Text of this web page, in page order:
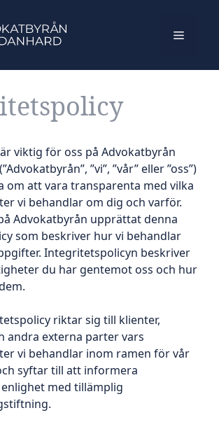
Meny
viktig för oss på Advokatbyrån
”vi”, ”vår” eller ”oss”)
om att vara transparenta med vilka
vi behandlar om dig och varför.
Advokatbyrån upprättat denna
som beskriver hur vi behandlar
Integritetspolicyn beskriver
du har gentemot oss och hur
riktar sig till klienter,
andra externa parter vars
vi behandlar inom ramen för vår
syftar till att informera
med tillämplig